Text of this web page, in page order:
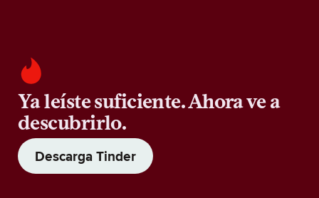
Ya leíste suficiente. Ahora ve a
descubrirlo.
Descarga Tinder